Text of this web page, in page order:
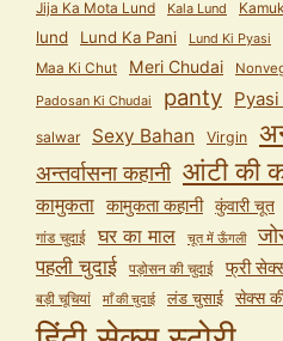
Jija Ka Mota Lund Kala Lund
lund Lund Ka Pani Lund Ki Pyasi
Maa Ki Chut Meri Chudai
Padosan Ki Chudai panty
salwar Sexy Bahan Virgin
अन्तर्वासना कहानी आंटी की
कामुकता कामुकता कहानी कुंवारी चूत
गांड चुदाई घर का माल चूत में ऊँगली
पहली चुदाई पड़ोसन की चुदाई फ्री
बड़ी चूचियां
माँ की चुदाई लंड चुसाई सेक्स की